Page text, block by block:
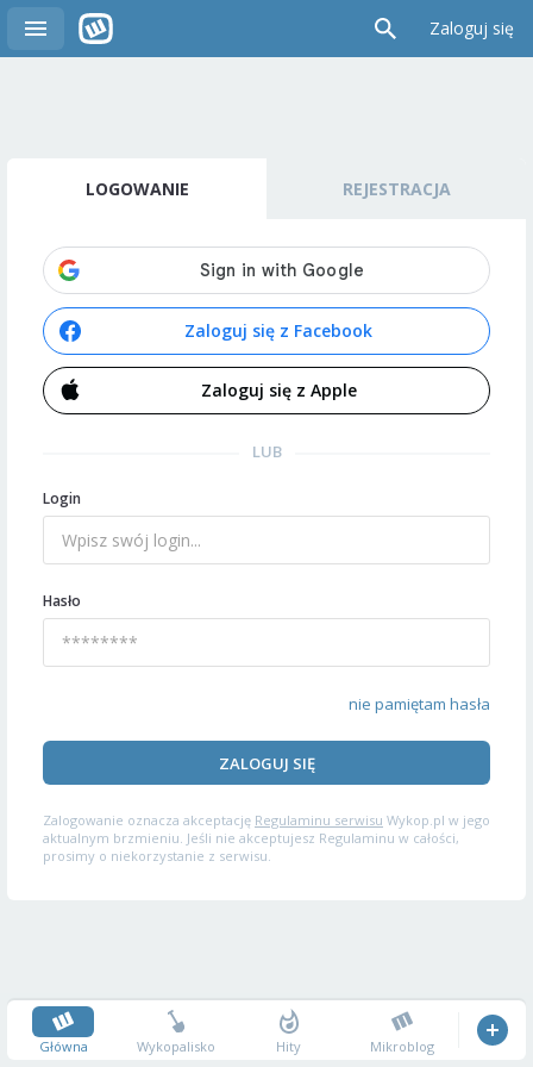
Zaloguj się
LOGOWANIE REJESTRACJA
Zaloguj się z Facebook
Zaloguj się z Apple
LUB
Login
Hasło
nie pamiętam hasła
ZALOGUJ SIĘ
Zalogowanie oznacza akceptację Regulaminu serwisu Wykop.pl w jego
aktualnym brzmieniu. Jeśli nie akceptujesz Regulaminu w całości,
prosimy o niekorzystanie z serwisu.
Główna Wykopalisko Hity Mikroblog